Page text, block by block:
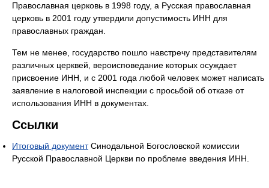
Православная церковь в 1998 году, а Русская православная
церковь в 2001 году утвердили допустимость ИНН для
православных граждан.
Тем не менее, государство пошло навстречу представителям
различных церквей, вероисповедание которых осуждает
присвоение ИНН, и с 2001 года любой человек может написать
заявление в налоговой инспекции с просьбой об отказе от
использования ИНН в документах.
Ссылки
Итоговый документСинодальной Богословской комиссии
Русской Православной Церкви по проблеме введения ИНН.